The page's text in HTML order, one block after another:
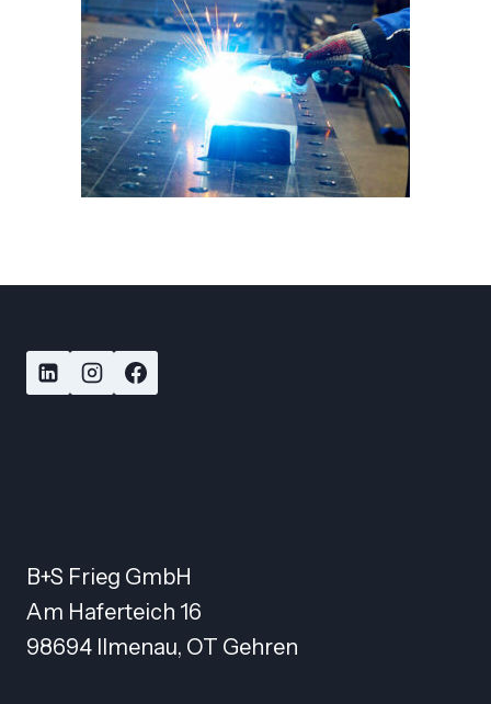
B+S Frieg GmbH
Am Haferteich 16
98694 Ilmenau, OT Gehren